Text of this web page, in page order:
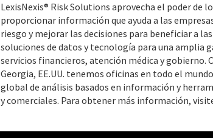
LexisNexis® Risk Solutions aprovecha el poder de
proporcionar información que ayuda a las
riesgo y mejorar las decisiones para beneficiar a
soluciones de datos y tecnología para una amplia
servicios financieros, atención médica y
Georgia, EE.UU. tenemos oficinas en todo el
global de análisis basados en información y
y comerciales. Para obtener más información,